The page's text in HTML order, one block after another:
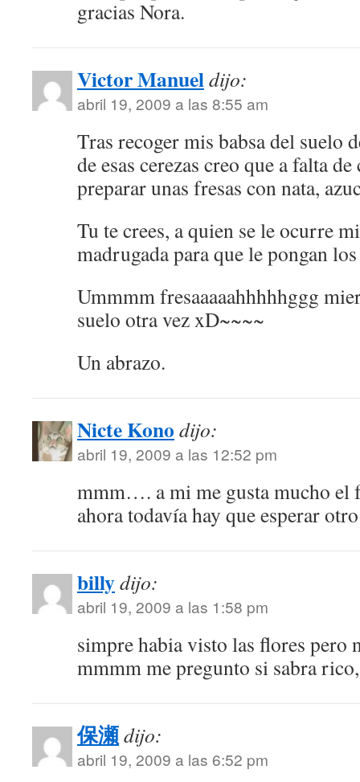
gracias Nora.
Victor Manueldijo:
abril 19, 2009 a las 8:55 am
Tras recoger mis babsa del suelo
de esas cerezas creo que a falta
preparar unas fresas con nata,
Tu te crees, a quien se le ocurre
madrugada para que le pongan
Ummmm fresaaaaahhhhhggg
suelo otra vez xD~~~~
Un abrazo.
Nicte Kono dijo:
abril 19, 2009 a las 12:52 pm
mmm…. a mi me gusta mucho el
ahora todavía hay que esperar
billydijo:
abril 19, 2009 a las 1:58 pm
simpre habia visto las flores pero
mmmm me pregunto si sabra
保瀬dijo:
abril 19, 2009 a las 6:52 pm